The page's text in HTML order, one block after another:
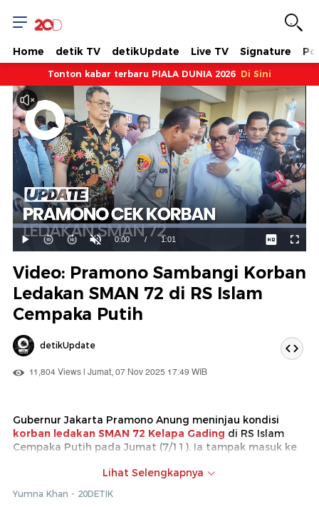
Home detik TV detikUpdate Live TV Signature
Tonton kabar terbaru PIALA DUNIA 2026 Di Sini
Mainkan
Suara
Hidup
Waktu
ini
0:00 / Durasi
1:01
Dimuat:
100.00%
Video: Pramono Sambangi Korban
Ledakan SMAN 72 di RS Islam
Cempaka Putih
detikUpdate
11,804 Views | Jumat, 07 Nov 2025 17:49 WIB
Gubernur Jakarta Pramono Anung meninjau kondisi
korban ledakan SMAN 72 Kelapa Gading di RS Islam
Cempaka Putih pada Jumat (7/11). Ia tampak masuk ke
Setidaknya 54 orang terluka akibat ledakan tersebut
Lihat Selengkapnya
Yumna Khan - 20DETIK